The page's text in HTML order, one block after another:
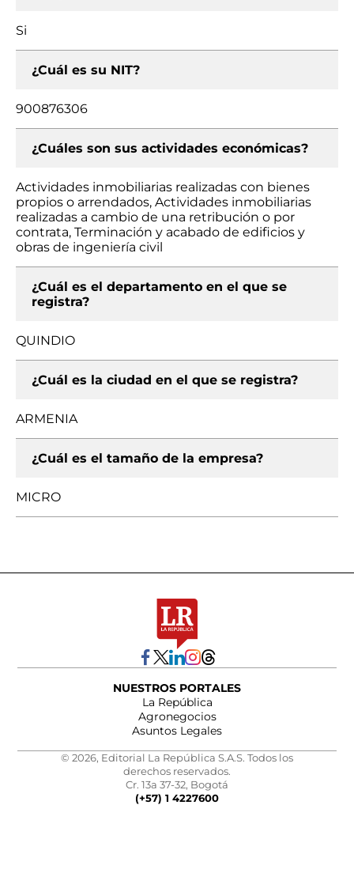
Si
¿Cuál es su NIT?
900876306
¿Cuáles son sus actividades económicas?
Actividades inmobiliarias realizadas con bienes
propios o arrendados, Actividades inmobiliarias
realizadas a cambio de una retribución o por
contrata, Terminación y acabado de edificios y
obras de ingeniería civil
¿Cuál es el departamento en el que se
registra?
QUINDIO
¿Cuál es la ciudad en el que se registra?
ARMENIA
¿Cuál es el tamaño de la empresa?
MICRO
NUESTROS PORTALES
La República
Agronegocios
Asuntos Legales
© 2026, Editorial La República S.A.S. Todos los
derechos reservados.
Cr. 13a 37-32, Bogotá
(+57) 1 4227600